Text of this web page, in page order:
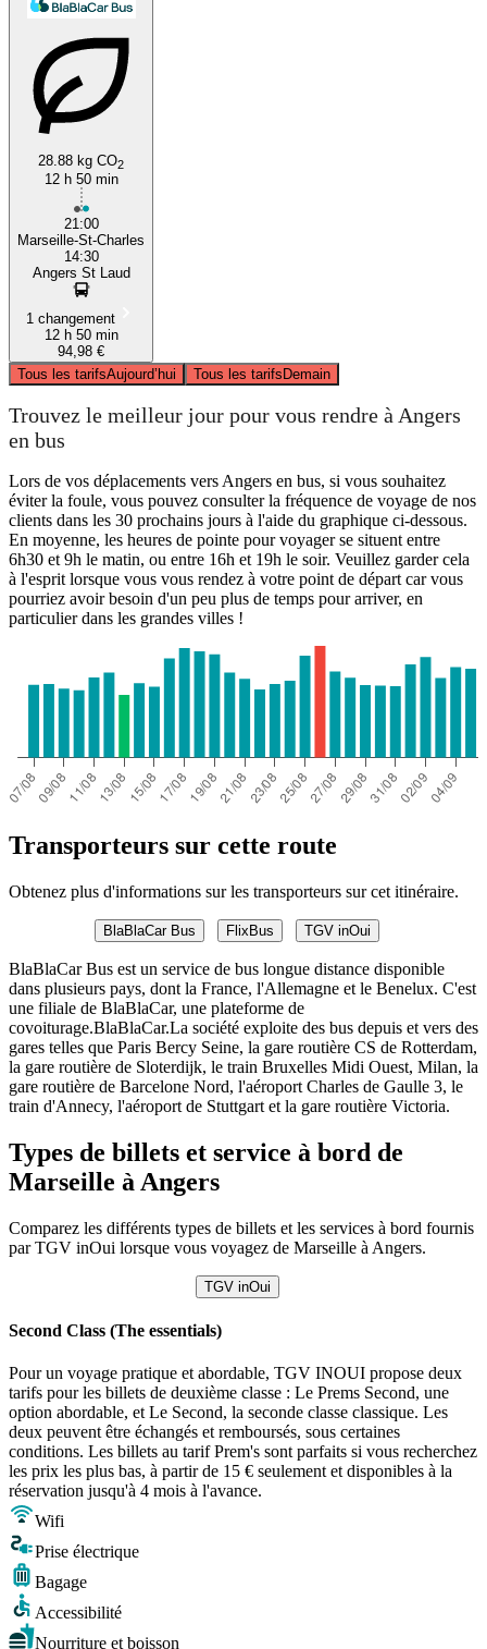
28.88 kg CO2
12 h 50 min
21:00
Marseille-St-Charles
14:30
Angers St Laud
1 changement
12 h 50 min
94,98 €
Tous les tarifsAujourd’hui Tous les tarifsDemain
Trouvez le meilleur jour pour vous rendre à Angers
en bus
Lors de vos déplacements vers Angers en bus, si vous souhaitez
éviter la foule, vous pouvez consulter la fréquence de voyage de nos
clients dans les 30 prochains jours à l'aide du graphique ci-dessous.
En moyenne, les heures de pointe pour voyager se situent entre
6h30 et 9h le matin, ou entre 16h et 19h le soir. Veuillez garder cela
à l'esprit lorsque vous vous rendez à votre point de départ car vous
pourriez avoir besoin d'un peu plus de temps pour arriver, en
particulier dans les grandes villes !
Transporteurs sur cette route
Obtenez plus d'informations sur les transporteurs sur cet itinéraire.
BlaBlaCar Bus FlixBus TGV inOui
BlaBlaCar Bus est un service de bus longue distance disponible
dans plusieurs pays, dont la France, l'Allemagne et le Benelux. C'est
une filiale de BlaBlaCar, une plateforme de
covoiturage.BlaBlaCar.La société exploite des bus depuis et vers des
gares telles que Paris Bercy Seine, la gare routière CS de Rotterdam,
la gare routière de Sloterdijk, le train Bruxelles Midi Ouest, Milan, la
gare routière de Barcelone Nord, l'aéroport Charles de Gaulle 3, le
train d'Annecy, l'aéroport de Stuttgart et la gare routière Victoria.
Types de billets et service à bord de
Marseille à Angers
Comparez les différents types de billets et les services à bord fournis
par TGV inOui lorsque vous voyagez de Marseille à Angers.
TGV inOui
Second Class (The essentials)
Pour un voyage pratique et abordable, TGV INOUI propose deux
tarifs pour les billets de deuxième classe : Le Prems Second, une
option abordable, et Le Second, la seconde classe classique. Les
deux peuvent être échangés et remboursés, sous certaines
conditions. Les billets au tarif Prem's sont parfaits si vous recherchez
les prix les plus bas, à partir de 15 € seulement et disponibles à la
réservation jusqu'à 4 mois à l'avance.
Wifi
Prise électrique
Bagage
Accessibilité
Nourriture et boisson